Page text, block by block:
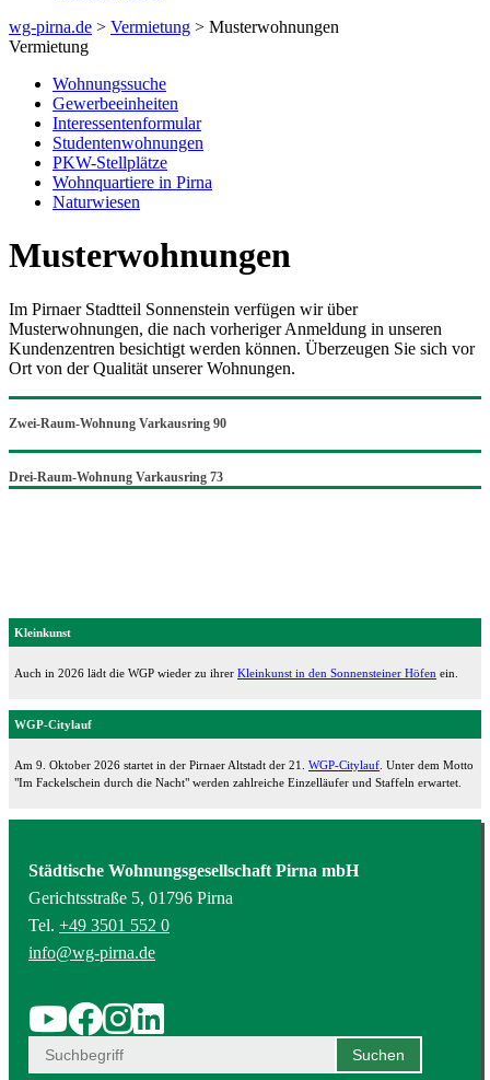
wg-pirna.de > Vermietung > Musterwohnungen
Vermietung
Wohnungssuche
Gewerbeeinheiten
Interessentenformular
Studentenwohnungen
PKW-Stellplätze
Wohnquartiere in Pirna
Naturwiesen
Musterwohnungen
Im Pirnaer Stadtteil Sonnenstein verfügen wir über
Musterwohnungen, die nach vorheriger Anmeldung in unseren
Kundenzentren besichtigt werden können. Überzeugen Sie sich vor
Ort von der Qualität unserer Wohnungen.
Zwei-Raum-Wohnung Varkausring 90
Drei-Raum-Wohnung Varkausring 73
Kleinkunst
Auch in 2026 lädt die WGP wieder zu ihrer Kleinkunst in den Sonnensteiner Höfen ein.
WGP-Citylauf
Am 9. Oktober 2026 startet in der Pirnaer Altstadt der 21. WGP-Citylauf . Unter dem Motto
"Im Fackelschein durch die Nacht" werden zahlreiche Einzelläufer und Staffeln erwartet.
Städtische Wohnungsgesellschaft Pirna mbH
Gerichtsstraße 5, 01796 Pirna
Tel. +49 3501 552 0
info@wg-pirna.de